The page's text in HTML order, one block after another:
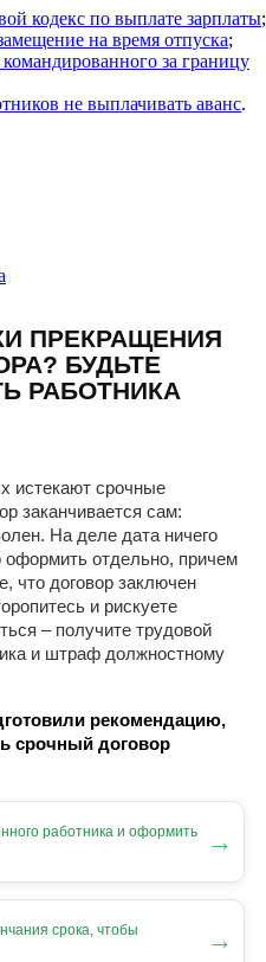
кодекс по выплате зарплаты;
на время отпуска;
за границу
не выплачивать аванс.
ПРЕКРАЩЕНИЯ
БУДЬТЕ
РАБОТНИКА
истекают срочные
заканчивается сам:
На деле дата ничего
отдельно, причем
что договор заключен
и рискуете
– получите трудовой
и штраф должностному
рекомендацию,
срочный договор
работника и оформить
→
срока, чтобы
→